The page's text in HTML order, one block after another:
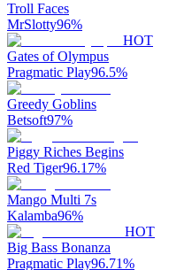
Troll Faces
MrSlotty96%
HOT
Gates of Olympus
Pragmatic Play96.5%
Greedy Goblins
Betsoft97%
Piggy Riches Begins
Red Tiger96.17%
Mango Multi 7s
Kalamba96%
HOT
Big Bass Bonanza
Pragmatic Play96.71%